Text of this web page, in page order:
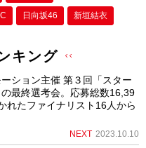
日向坂46 新垣結衣
キング
ション主催 第３回「スター
最終選考会。応募総数16,39
れたファイナリスト16人から
NEXT 2023.10.10